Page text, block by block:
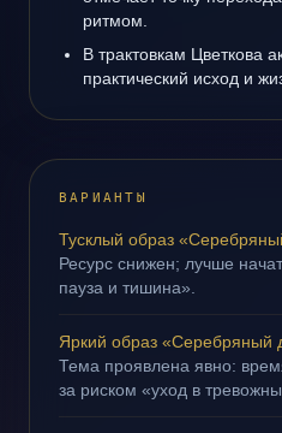
ритмом.
В трактовкам Цветкова
практический исход и
ВАРИАНТЫ
Тусклый образ
Ресурс снижен; лучше
пауза и тишина».
Яркий образ «Серебряный
Тема проявлена явно:
за риском «уход в